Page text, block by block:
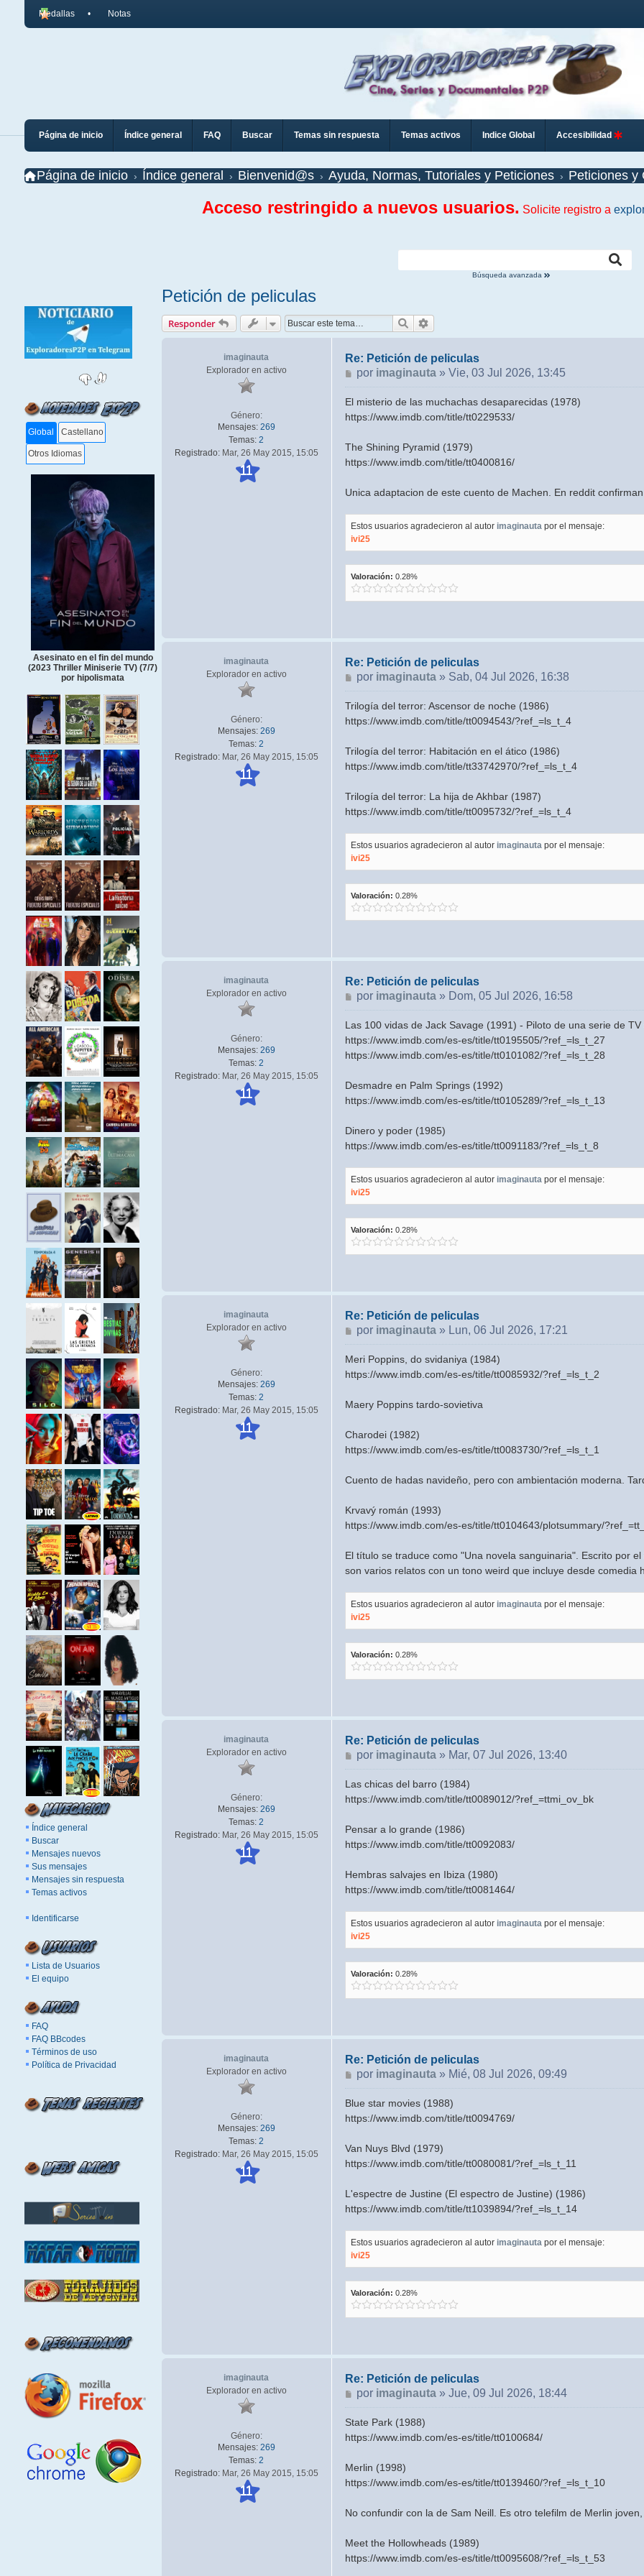
Medallas Notas
Página de inicio Índice general FAQ Buscar Temas sin respuesta Temas activos Indice Global Accesibilidad
Página de inicio Índice general Bienvenid@s Ayuda, Normas, Tutoriales y Peticiones Peticiones y
Acceso restringido a nuevos usuarios. Solicite registro a
Búsqueda avanzada
Global Castellano
Otros Idiomas
Asesinato en el fin del mundo
(2023 Thriller Miniserie TV) (7/7)
por hipolismata
Índice general
Buscar
Mensajes nuevos
Sus mensajes
Mensajes sin respuesta
Temas activos
Identificarse
Lista de Usuarios
El equipo
FAQ
FAQ BBcodes
Términos de uso
Política de Privacidad
Petición de peliculas
Responder Buscar
imaginauta
Explorador en activo
Género:
Mensajes: 269
Temas: 2
Registrado:Mar, 26 May 2015, 15:05
11
Re: Petición de peliculas
Mensaje
por imaginauta »Vie, 03 Jul 2026, 13:45
El misterio de las muchachas desaparecidas (1978)
https://www.imdb.com/title/tt0229533/
The Shining Pyramid (1979)
https://www.imdb.com/title/tt0400816/
Unica adaptacion de este cuento de Machen. En reddit
Estos usuarios agradecieron al autor imaginautapor el mensaje:
ivi25
Valoración: 0.28%
imaginauta
Explorador en activo
Género:
Mensajes: 269
Temas: 2
Registrado:Mar, 26 May 2015, 15:05
11
Re: Petición de peliculas
Mensaje
por imaginauta » Sab, 04 Jul 2026, 16:38
Trilogía del terror: Ascensor de noche (1986)
https://www.imdb.com/title/tt0094543/?ref_=ls_t_4
Trilogía del terror: Habitación en el ático (1986)
https://www.imdb.com/title/tt33742970/?ref_=ls_t_4
Trilogía del terror: La hija de Akhbar (1987)
https://www.imdb.com/title/tt0095732/?ref_=ls_t_4
Estos usuarios agradecieron al autor imaginautapor el mensaje:
ivi25
Valoración: 0.28%
imaginauta
Explorador en activo
Género:
Mensajes: 269
Temas: 2
Registrado:Mar, 26 May 2015, 15:05
11
Re: Petición de peliculas
Mensaje
por imaginauta » Dom, 05 Jul 2026, 16:58
Las 100 vidas de Jack Savage (1991) - Piloto de una serie de
https://www.imdb.com/es-es/title/tt0195505/?ref_=ls_t_27
https://www.imdb.com/es-es/title/tt0101082/?ref_=ls_t_28
Desmadre en Palm Springs (1992)
https://www.imdb.com/es-es/title/tt0105289/?ref_=ls_t_13
Dinero y poder (1985)
https://www.imdb.com/es-es/title/tt0091183/?ref_=ls_t_8
Estos usuarios agradecieron al autor imaginautapor el mensaje:
ivi25
Valoración: 0.28%
imaginauta
Explorador en activo
Género:
Mensajes: 269
Temas: 2
Registrado:Mar, 26 May 2015, 15:05
11
Re: Petición de peliculas
Mensaje
por imaginauta » Lun, 06 Jul 2026, 17:21
Meri Poppins, do svidaniya (1984)
https://www.imdb.com/es-es/title/tt0085932/?ref_=ls_t_2
Maery Poppins tardo-sovietiva
Charodei (1982)
https://www.imdb.com/es-es/title/tt0083730/?ref_=ls_t_1
Cuento de hadas navideño, pero con ambientación moderna.
Krvavý román (1993)
https://www.imdb.com/es-es/title/tt0104643/plotsummary/
El título se traduce como "Una novela sanguinaria". Escrito por
son varios relatos con un tono weird que incluye desde comedia
Estos usuarios agradecieron al autor imaginautapor el mensaje:
ivi25
Valoración: 0.28%
imaginauta
Explorador en activo
Género:
Mensajes: 269
Temas: 2
Registrado:Mar, 26 May 2015, 15:05
11
Re: Petición de peliculas
Mensaje
por imaginauta » Mar, 07 Jul 2026, 13:40
Las chicas del barro (1984)
https://www.imdb.com/title/tt0089012/?ref_=ttmi_ov_bk
Pensar a lo grande (1986)
https://www.imdb.com/title/tt0092083/
Hembras salvajes en Ibiza (1980)
https://www.imdb.com/title/tt0081464/
Estos usuarios agradecieron al autor imaginautapor el mensaje:
ivi25
Valoración: 0.28%
imaginauta
Explorador en activo
Género:
Mensajes: 269
Temas: 2
Registrado:Mar, 26 May 2015, 15:05
11
Re: Petición de peliculas
Mensaje
por imaginauta » Mié, 08 Jul 2026, 09:49
Blue star movies (1988)
https://www.imdb.com/title/tt0094769/
Van Nuys Blvd (1979)
https://www.imdb.com/title/tt0080081/?ref_=ls_t_11
L'espectre de Justine (El espectro de Justine) (1986)
https://www.imdb.com/title/tt1039894/?ref_=ls_t_14
Estos usuarios agradecieron al autor imaginautapor el mensaje:
ivi25
Valoración: 0.28%
imaginauta
Explorador en activo
Género:
Mensajes: 269
Temas: 2
Registrado:Mar, 26 May 2015, 15:05
11
Re: Petición de peliculas
Mensaje
por imaginauta »Jue, 09 Jul 2026, 18:44
State Park (1988)
https://www.imdb.com/es-es/title/tt0100684/
Merlin (1998)
https://www.imdb.com/es-es/title/tt0139460/?ref_=ls_t_10
No confundir con la de Sam Neill. Es otro telefilm de Merlin
Meet the Hollowheads (1989)
https://www.imdb.com/es-es/title/tt0095608/?ref_=ls_t_53